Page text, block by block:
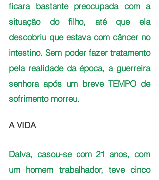
ficara bastante preocupada com a
situação do filho, até que ela
descobriu que estava com câncer no
intestino. Sem poder fazer tratamento
pela realidade da época, a guerreira
senhora após um breve TEMPO de
sofrimento morreu.
A VIDA
Dalva, casou-se com 21 anos, com
um homem trabalhador, teve cinco